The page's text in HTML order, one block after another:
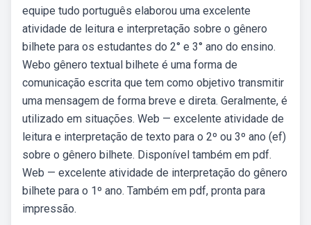
equipe tudo português elaborou uma excelente
atividade de leitura e interpretação sobre o gênero
bilhete para os estudantes do 2° e 3° ano do ensino.
Webo gênero textual bilhete é uma forma de
comunicação escrita que tem como objetivo transmitir
uma mensagem de forma breve e direta. Geralmente, é
utilizado em situações. Web — excelente atividade de
leitura e interpretação de texto para o 2º ou 3º ano (ef)
sobre o gênero bilhete. Disponível também em pdf.
Web — excelente atividade de interpretação do gênero
bilhete para o 1º ano. Também em pdf, pronta para
impressão.